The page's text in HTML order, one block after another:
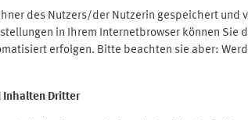
des Nutzers/der Nutzerin gespeichert
in Ihrem Internetbrowser können
erfolgen. Bitte beachten sie aber:
Inhalten Dritter